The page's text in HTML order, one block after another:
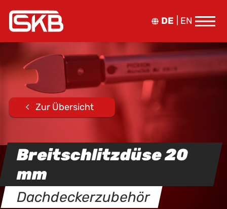
DE EN
Zur Übersicht
Breitschlitzdüse 20
mm
Dachdeckerzubehör